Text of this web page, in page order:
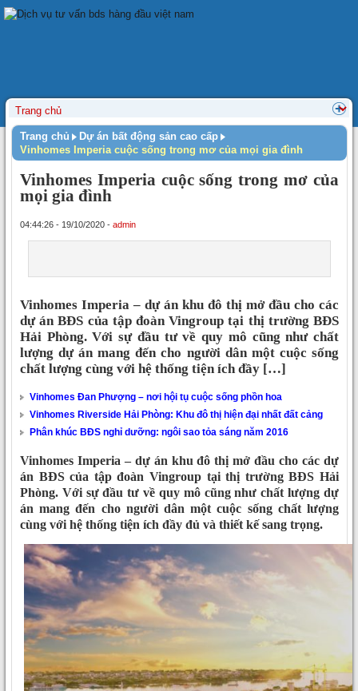
Trang chủ
Dự án bất động sản cao cấp
Vinhomes Imperia cuộc sống trong mơ của mọi gia đình
Vinhomes Imperia cuộc sống trong mơ của
mọi gia đình
04:44:26 - 19/10/2020 - admin
Vinhomes Imperia – dự án khu đô thị mở đầu cho các
dự án BĐS của tập đoàn Vingroup tại thị trường BĐS
Hải Phòng. Với sự đầu tư về quy mô cũng như chất
lượng dự án mang đến cho người dân một cuộc sống
chất lượng cùng với hệ thống tiện ích đầy […]
Vinhomes Đan Phượng – nơi hội tụ cuộc sống phồn hoa
Vinhomes Riverside Hải Phòng: Khu đô thị hiện đại nhất đất cảng
Phân khúc BĐS nghỉ dưỡng: ngôi sao tỏa sáng năm 2016
Vinhomes Imperia – dự án khu đô thị mở đầu cho các dự
án BĐS của tập đoàn Vingroup tại thị trường BĐS Hải
Phòng. Với sự đầu tư về quy mô cũng như chất lượng dự
án mang đến cho người dân một cuộc sống chất lượng
cùng với hệ thống tiện ích đầy đủ và thiết kế sang trọng.